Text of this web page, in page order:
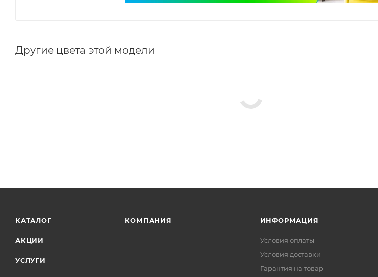
Другие цвета этой модели
КАТАЛОГ
АКЦИИ
УСЛУГИ
КОМПАНИЯ ИНФОРМАЦИЯ
Условия оплаты
Условия доставки
Гарантия на товар